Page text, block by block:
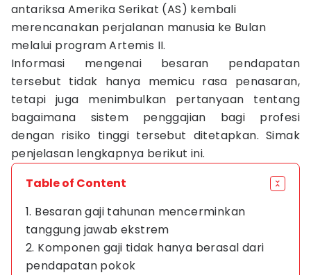
antariksa Amerika Serikat (AS) kembali
merencanakan perjalanan manusia ke Bulan
melalui program Artemis II.
Informasi mengenai besaran pendapatan
tersebut tidak hanya memicu rasa penasaran,
tetapi juga menimbulkan pertanyaan tentang
bagaimana sistem penggajian bagi profesi
dengan risiko tinggi tersebut ditetapkan. Simak
penjelasan lengkapnya berikut ini.
Table of Content
1. Besaran gaji tahunan mencerminkan
tanggung jawab ekstrem
2. Komponen gaji tidak hanya berasal dari
pendapatan pokok